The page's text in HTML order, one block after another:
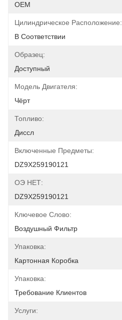
OEM
Цилиндрическое Расположение:
В Соответствии
Образец:
Доступный
Модель Двигателя:
Чёрт
Топливо:
Диссл
Включенные Предметы:
DZ9X259190121
ОЭ НЕТ:
DZ9X259190121
Ключевое Слово:
Воздушный Фильтр
Упаковка:
Картонная Коробка
Упаковка:
Требование Клиентов
Услуги: